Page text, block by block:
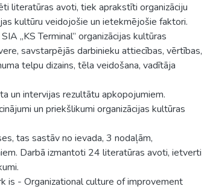
literatūras avoti, tiek aprakstīti organizāciju
kultūru veidojošie un ietekmējošie faktori.
„KS Terminal” organizācijas kultūras
savstarpējās darbinieku attiecības, vērtības,
telpu dizains, tēla veidošana, vadītāja
un intervijas rezultātu apkopojumiem.
un priekšlikumi organizācijas kultūras
tas sastāv no ievada, 3 nodaļām,
Darbā izmantoti 24 literatūras avoti, ietverti
is - Organizational culture of improvement